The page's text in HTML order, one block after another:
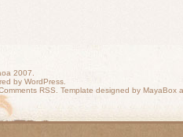
2007.
by WordPress.
RSS . Template designed by MayaBox